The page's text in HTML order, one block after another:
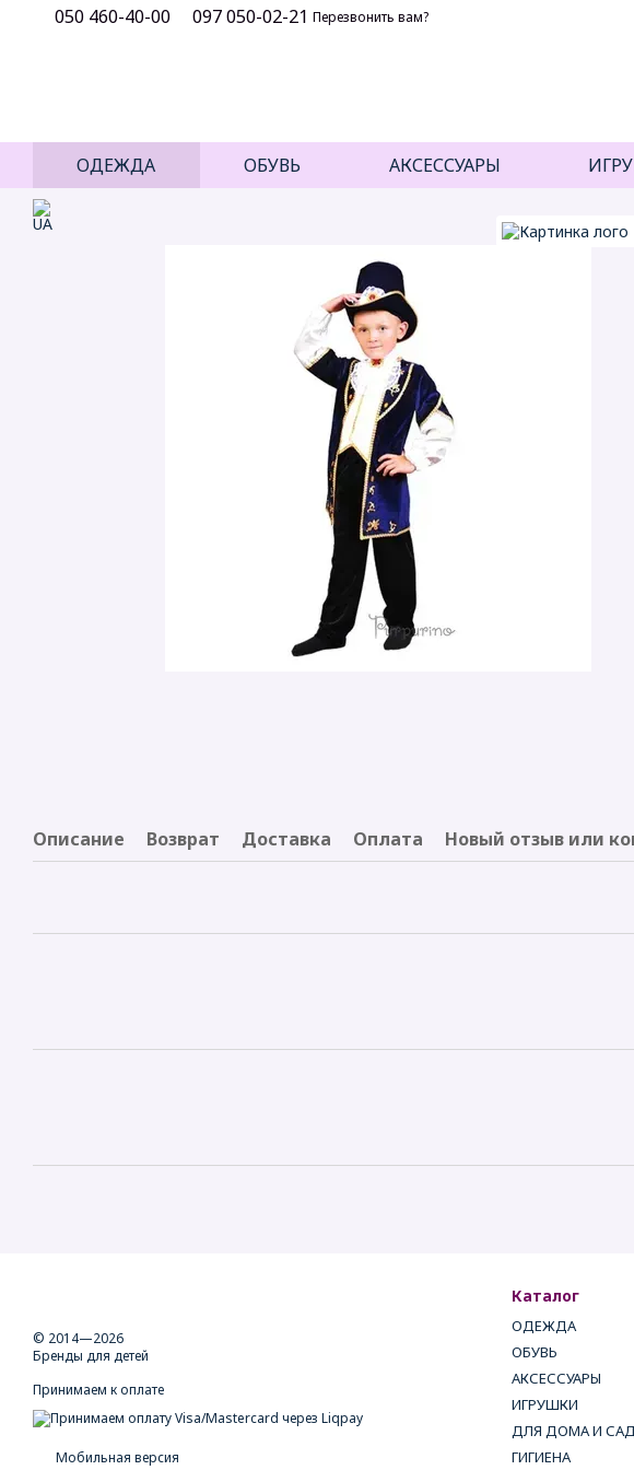
Перейти к основному контенту
050 460-40-00 097 050-02-21 Перезвонить вам?
ОДЕЖДА ОБУВЬ АКСЕССУАРЫ
Описание Возврат Доставка Оплата Новый отзыв или
© 2014—2026
Бренды для детей
Принимаем к оплате
Мобильная версия
Каталог
ОДЕЖДА
ОБУВЬ
АКСЕССУАРЫ
ИГРУШКИ
ДЛЯ ДОМА И
ГИГИЕНА